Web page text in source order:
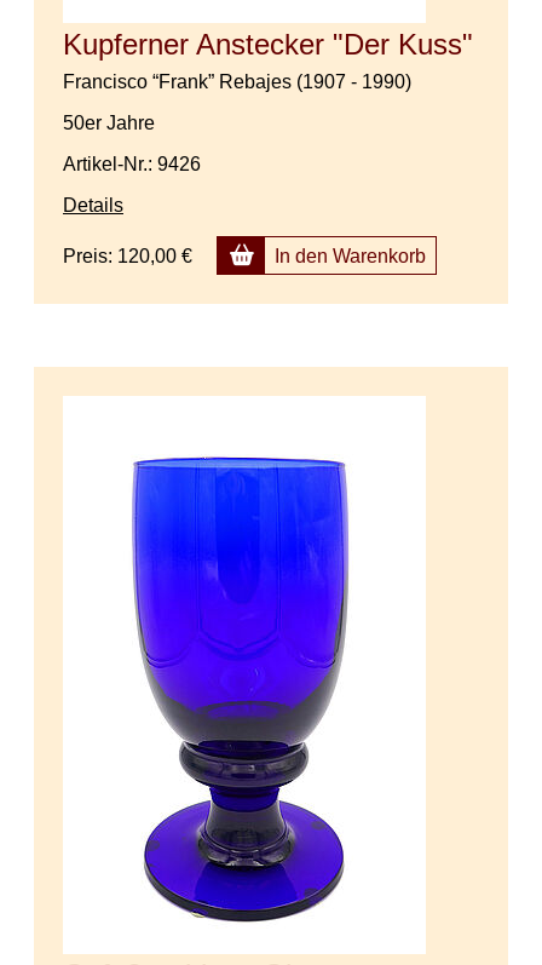
Kupferner Anstecker "Der Kuss"
Francisco “Frank” Rebajes (1907 - 1990)
50er Jahre
Artikel-Nr.: 9426
Details
Preis: 120,00 € In den Warenkorb